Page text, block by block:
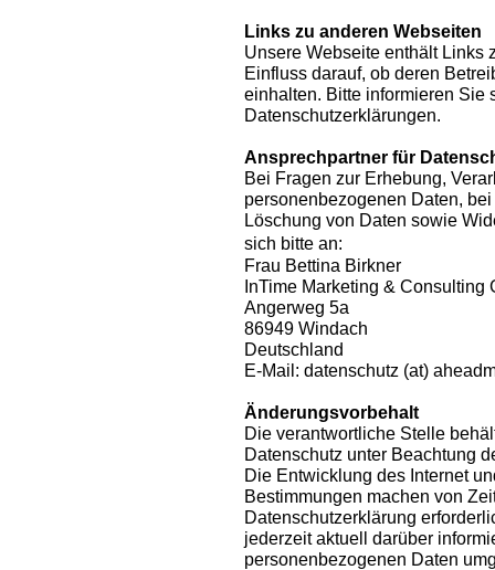
Links zu anderen Webseiten
Unsere Webseite enthält Links
Einfluss darauf, ob deren
einhalten. Bitte informieren Sie
Datenschutzerklärungen.
Ansprechpartner für
Bei Fragen zur Erhebung,
personenbezogenen Daten,
Löschung von Daten sowie
sich bitte an:
Frau Bettina Birkner
InTime Marketing & Consulting
Angerweg 5a
86949 Windach
Deutschland
E-Mail: datenschutz (at)
Änderungsvorbehalt
Die verantwortliche Stelle
Datenschutz unter Beachtung
Die Entwicklung des Internet
Bestimmungen machen von
Datenschutzerklärung
jederzeit aktuell darüber
personenbezogenen Daten